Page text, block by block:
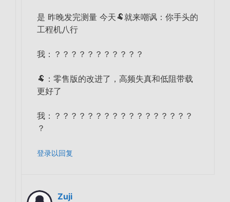
是 昨晚发完测量 今天🐏就来嘲讽：你手头的
工程机八行
我：？？？？？？？？？？？
🐏：零售版的改进了，高频失真和低阻带载
更好了
我：？？？？？？？？？？？？？？？？？
？
登录以回复
Zuji